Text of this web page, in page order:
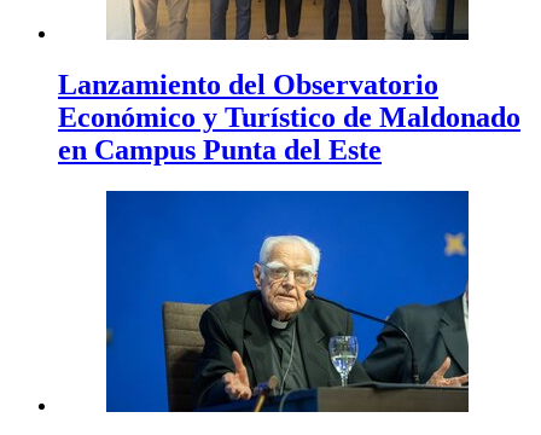
Lanzamiento del Observatorio
Económico y Turístico de Maldonado
en Campus Punta del Este